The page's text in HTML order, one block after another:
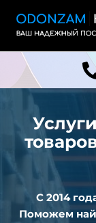
С 2014
Поможем